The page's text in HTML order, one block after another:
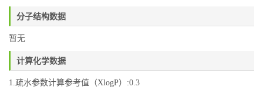
分子结构数据
暂无
计算化学数据
1.疏水参数计算参考值（XlogP）:0.3